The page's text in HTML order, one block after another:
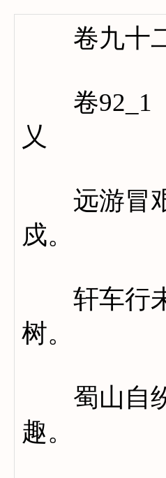
卷九十
卷92_1
乂
远游冒艰
戍。
轩车行未
树。
蜀山自纷
趣。